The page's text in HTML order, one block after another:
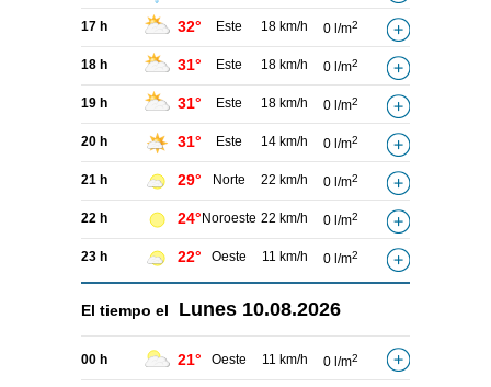
17 h 32° Este 18 km/h 0 l/m2
18 h 31° Este 18 km/h 0 l/m2
19 h 31° Este 18 km/h 0 l/m2
20 h 31° Este 14 km/h 0 l/m2
21 h 29° Norte 22 km/h 0 l/m2
22 h 24° Noroeste 22 km/h 0 l/m2
23 h 22° Oeste 11 km/h 0 l/m2
El tiempo el Lunes 10.08.2026
00 h 21° Oeste 11 km/h 0 l/m2